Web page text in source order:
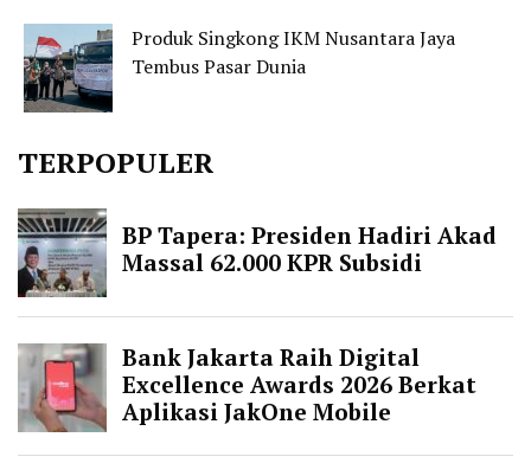
Produk Singkong IKM Nusantara Jaya
Tembus Pasar Dunia
TERPOPULER